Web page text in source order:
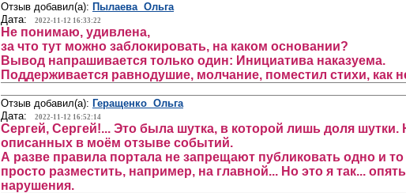
Отзыв добавил(а): Пылаева Ольга
Дата:
2022-11-12 16:33:22
Не понимаю, удивлена,
за что тут можно заблокировать, на каком основании?
Вывод напрашивается только один: Инициатива наказуема.
Поддерживается равнодушие, молчание, поместил стихи, как
Отзыв добавил(а): Геращенко Ольга
Дата:
2022-11-12 16:52:14
Сергей, Сергей!... Это была шутка, в которой лишь доля
описанных в моём отзыве событий.
А разве правила портала не запрещают публиковать одно и
просто разместить, например, на главной... Но это я так...
нарушения.